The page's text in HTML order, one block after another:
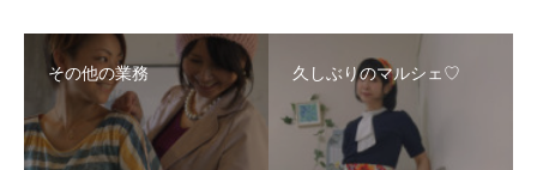
その他の業務 久しぶりのマルシェ♡